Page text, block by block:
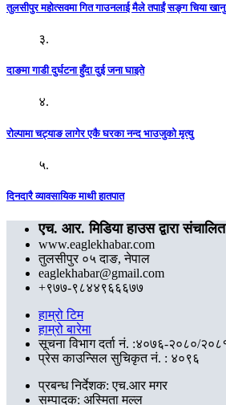
तुलसीपुर महोत्सवमा गित गाउनलाई मैले तपाईं सङ्ग चिया खानु
३.
दाङमा गाडी दुर्घटना हुँदा दुई जना घाइते
४.
रोल्पामा चट्याङ लागेर एकै घरका नन्द भाउजुको मृत्यु
५.
दिनदारै व्यावसायिक माथी हातपात
एच. आर. मिडिया हाउस द्वारा संचालित
www.eaglekhabar.com
तुलसीपुर ०५ दाङ, नेपाल
eaglekhabar@gmail.com
+९७७-९८४४९६६६७७
हाम्रो टिम
हाम्रो बारेमा
सूचना विभाग दर्ता नं. :४०७६-२०८०/
प्रेस काउन्सिल सुचिकृत नं. : ४०९६
प्रबन्ध निर्देशक: एच.आर मगर
सम्पादक: अस्मिता मल्ल